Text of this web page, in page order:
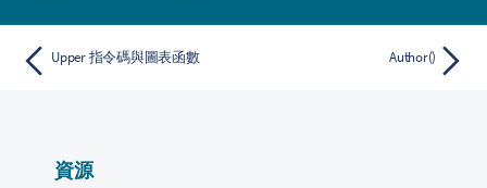
Upper 指令碼與圖表函數 Author()
資源